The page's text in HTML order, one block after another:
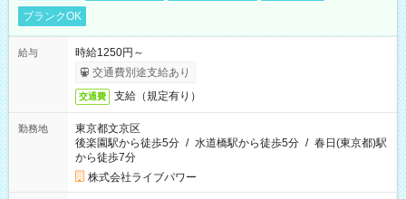
ブランクOK
給与
時給1250円～
交通費別途支給あり
交通費 支給（規定有り）
勤務地
東京都文京区
後楽園駅から徒歩5分 / 水道橋駅から徒歩5分 / 春日(東京都)駅
から徒歩7分
株式会社ライブパワー